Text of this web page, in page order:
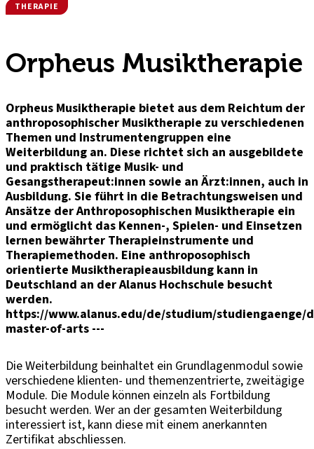
THERAPIE
Orpheus Musiktherapie
Orpheus Musiktherapie bietet aus dem Reichtum der
anthroposophischer Musiktherapie zu verschiedenen
Themen und Instrumentengruppen eine
Weiterbildung an. Diese richtet sich an ausgebildete
und praktisch tätige Musik- und
Gesangstherapeut:innen sowie an Ärzt:innen, auch in
Ausbildung. Sie führt in die Betrachtungsweisen und
Ansätze der Anthroposophischen Musiktherapie ein
und ermöglicht das Kennen-, Spielen- und Einsetzen
lernen bewährter Therapieinstrumente und
Therapiemethoden. Eine anthroposophisch
orientierte Musiktherapieausbildung kann in
Deutschland an der Alanus Hochschule besucht
werden.
https://www.alanus.edu/de/studium/studiengaenge/
master-of-arts ---
Die Weiterbildung beinhaltet ein Grundlagenmodul sowie
verschiedene klienten- und themenzentrierte, zweitägige
Module. Die Module können einzeln als Fortbildung
besucht werden. Wer an der gesamten Weiterbildung
interessiert ist, kann diese mit einem anerkannten
Zertifikat abschliessen.